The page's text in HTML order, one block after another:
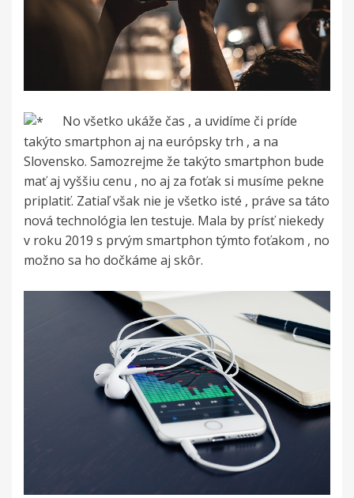
No všetko ukáže čas , a uvidíme či príde
takýto smartphon aj na európsky trh , a na
Slovensko. Samozrejme že takýto smartphon bude
mať aj vyššiu cenu , no aj za foťak si musíme pekne
priplatiť. Zatiaľ však nie je všetko isté , práve sa táto
nová technológia len testuje. Mala by prísť niekedy
v roku 2019 s prvým smartphon týmto foťakom , no
možno sa ho dočkáme aj skôr.